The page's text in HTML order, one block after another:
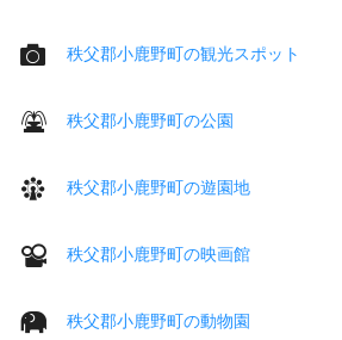
秩父郡小鹿野町の観光スポット
秩父郡小鹿野町の公園
秩父郡小鹿野町の遊園地
秩父郡小鹿野町の映画館
秩父郡小鹿野町の動物園